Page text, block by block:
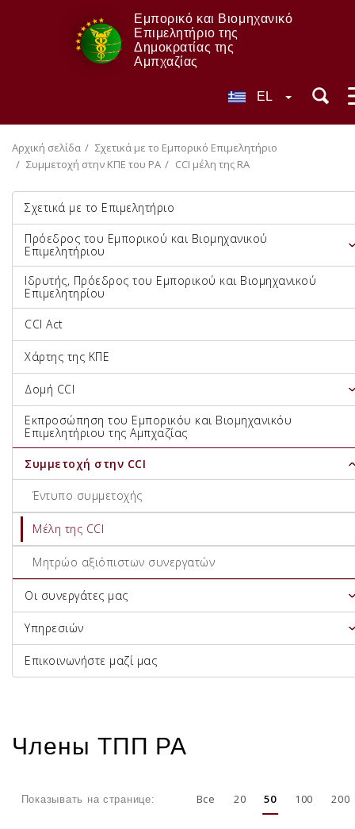
Εμπορικό και Βιομηχανικό
Επιμελητήριο της
Δημοκρατίας της
Αμπχαζίας
EL
Αρχική σελίδα
Σχετικά με το Εμπορικό Επιμελητήριο
Συμμετοχή στην ΚΠΕ του ΡΑ
CCI μέλη της RA
Σχετικά με το Επιμελητήριο
Πρόεδρος του Εμπορικού και Βιομηχανικού
Επιμελητήριου
Ιδρυτής, Πρόεδρος του Εμπορικού και Βιομηχανικού
Επιμελητηρίου
CCI Act
Χάρτης της ΚΠΕ
Δομή CCI
Εκπροσώπηση του Εμπορικόυ και Βιομηχανικόυ
Επιμελητήριου της Αμπχαζίας
Συμμετοχή στην CCI
Έντυπο συμμετοχής
Μέλη της CCI
Μητρώο αξιόπιστων συνεργατών
Οι συνεργάτες μας
Υπηρεσιών
Επικοινωνήστε μαζί μας
Члены ТПП РА
Показывать на странице: Все 20 50 100 200